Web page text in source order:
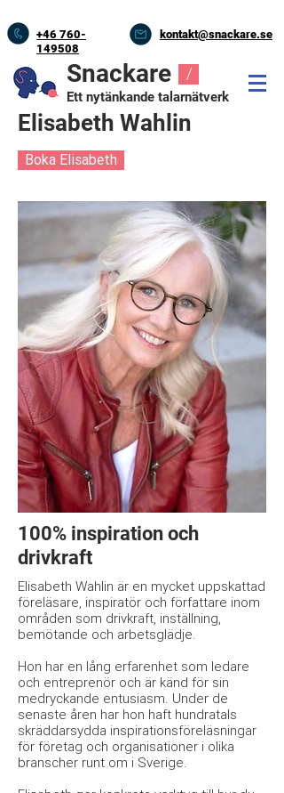
+46 760-
149508
kontakt@snackare.se
Snackare
Ett nytänkande talarnätverk
/
Elisabeth Wahlin
Boka Elisabeth
100% inspiration och
drivkraft
Elisabeth Wahlin är en mycket uppskattad
föreläsare, inspiratör och författare inom
områden som drivkraft, inställning,
bemötande och arbetsglädje.
Hon har en lång erfarenhet som ledare
och entreprenör och är känd för sin
medryckande entusiasm. Under de
senaste åren har hon haft hundratals
skräddarsydda inspirationsföreläsningar
för företag och organisationer i olika
branscher runt om i Sverige.